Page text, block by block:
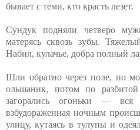
бывает с теми, кто красть лезет.
Сундук подняли четверо
матерясь сквозь зубы.
Набил, кулачье, добра полный
Шли обратно через поле, по
ольшаник, потом по
загорались огоньки —
взбудораженная ночным
улицу, кутаясь в тулупы и